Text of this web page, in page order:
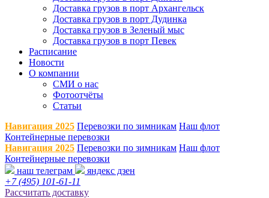
Доставка грузов в порт Архангельск
Доставка грузов в порт Дудинка
Доставка грузов в Зеленый мыс
Доставка грузов в порт Певек
Расписание
Новости
О компании
СМИ о нас
Фотоотчёты
Статьи
Навигация 2025 Перевозки по зимникам Наш флот
Контейнерные перевозки
Навигация 2025 Перевозки по зимникам Наш флот
Контейнерные перевозки
наш телеграм
яндекс дзен
+7 (495) 101-61-11
Рассчитать доставку